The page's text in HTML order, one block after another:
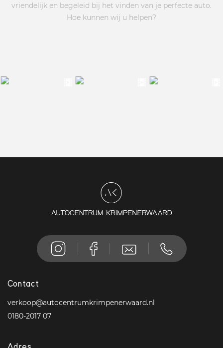
vriendelijk en begeleid bij het vinden van je perfecte auto.
Hoe kunnen wij u helpen?
Contact
verkoop@autocentrumkrimpenerwaard.nl
0180-2017 07